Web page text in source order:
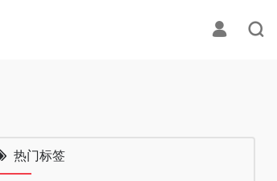
热门标签